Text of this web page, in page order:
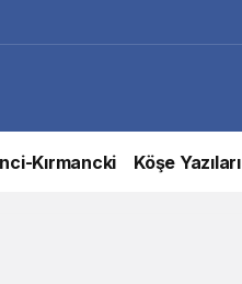
Kırmancki Köşe Yazıları